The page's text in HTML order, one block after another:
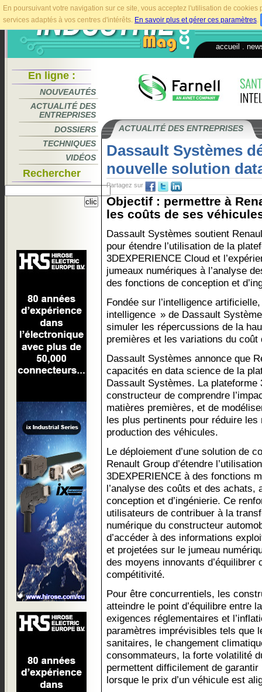
En poursuivant votre navigation sur ce site, vous acceptez l'utilisation de
services adaptés à vos centres d'intérêts. En savoir plus et gérer ces paramètres.
accueil
En ligne :
NOUVEAUTÉS
ACTUALITÉ DES
ENTREPRISES
DOSSIERS
TECHNIQUES
VIDÉOS
Rechercher
ACTUALITÉ DES ENTREPRISES
Dassault Systèmes
nouvelle solution
Partagez sur
Objectif : permettre à
les coûts de ses
Dassault Systèmes soutient
pour étendre l’utilisation de la
3DEXPERIENCE Cloud et
jumeaux numériques à l’analyse
des fonctions de conception et
Fondée sur l’intelligence
intelligence » de Dassault
simuler les répercussions de la
premières et les variations du coût
Dassault Systèmes annonce que
capacités en data science de la
Dassault Systèmes. La plateforme
constructeur de comprendre
matières premières, et de
les plus pertinents pour réduire
production des véhicules.
Le déploiement d’une solution de
Renault Group d’étendre
3DEXPERIENCE à des fonctions
l’analyse des coûts et des achats,
conception et d’ingénierie. Ce
utilisateurs de contribuer à la
numérique du constructeur
d’accéder à des informations
et projetées sur le jumeau
des moyens innovants d’équilibrer
compétitivité.
Pour être concurrentiels, les
atteindre le point d’équilibre entre
exigences réglementaires et
paramètres imprévisibles tels que
sanitaires, le changement
consommateurs, la forte volatilité
permettent difficilement de
lorsque le prix d’un véhicule est